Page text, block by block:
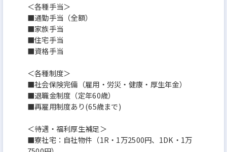
＜各種手当＞
■通勤手当（全額）
■家族手当
■住宅手当
■資格手当
＜各種制度＞
■社会保険完備（雇用・労災・健康・厚生年金）
■退職金制度（定年60歳）
■再雇用制度あり(65歳まで)
＜待遇・福利厚生補足＞
■寮社宅：自社物件（1R・1万2500円、1DK・1万